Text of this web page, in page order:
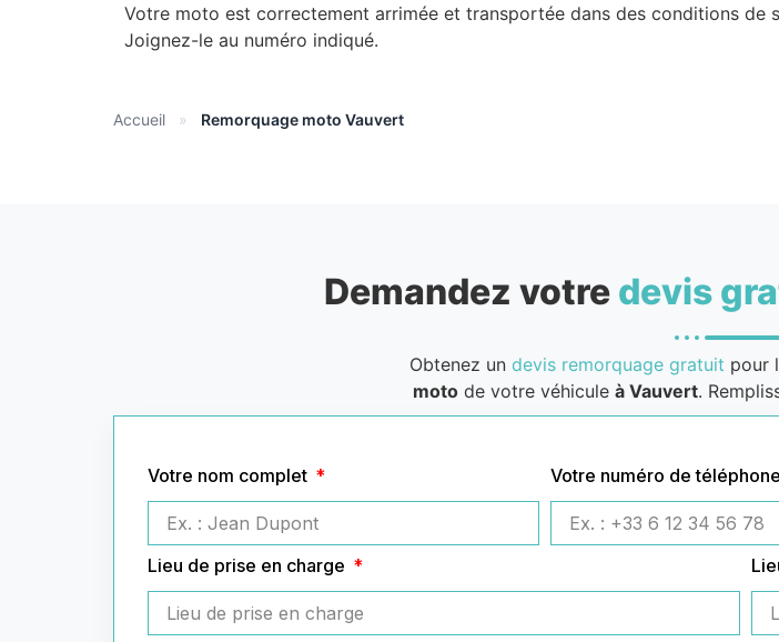
Votre moto est correctement arrimée et transportée dans des conditions de
Joignez-le au numéro indiqué.
Accueil » Remorquage moto Vauvert
Demandez votre devis
Obtenez un devis remorquage gratuit pour
moto de votre véhicule à Vauvert.
Votre nom complet Votre numéro de téléphone
Lieu de prise en charge